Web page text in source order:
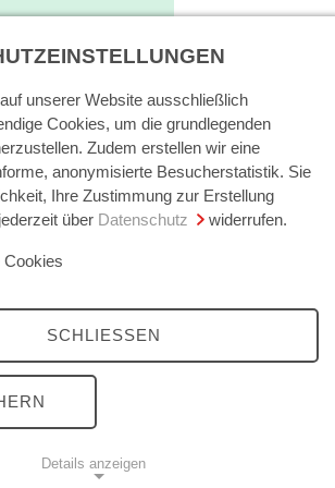
Books
unserer Website ausschließlich
Cookies, um die grundlegenden
Zudem erstellen wir eine
anonymisierte Besucherstatistik. Sie
Ihre Zustimmung zur Erstellung
über Datenschutz widerrufen.
Cookies
SCHLIESSEN
Details anzeigen